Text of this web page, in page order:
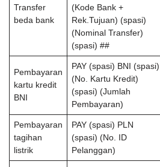
Transfer
beda bank
(Kode Bank +
Rek.Tujuan) (spasi)
(Nominal Transfer)
(spasi) ##
Pembayaran
kartu kredit
BNI
PAY (spasi) BNI (spasi)
(No. Kartu Kredit)
(spasi) (Jumlah
Pembayaran)
Pembayaran
tagihan
listrik
PAY (spasi) PLN
(spasi) (No. ID
Pelanggan)